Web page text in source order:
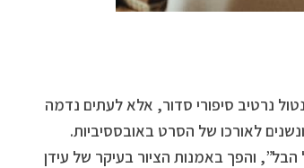
נרטיב סיפורי סדור, אלא לעתים נדמה
לאורכו של הסרט באובססיביות.
והפך באמנות הציור בעיקר של עידן